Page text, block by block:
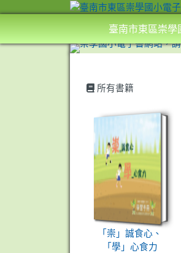
臺南市東區崇
所有書籍
book:「崇
「崇」誠食心、
「學」心食力